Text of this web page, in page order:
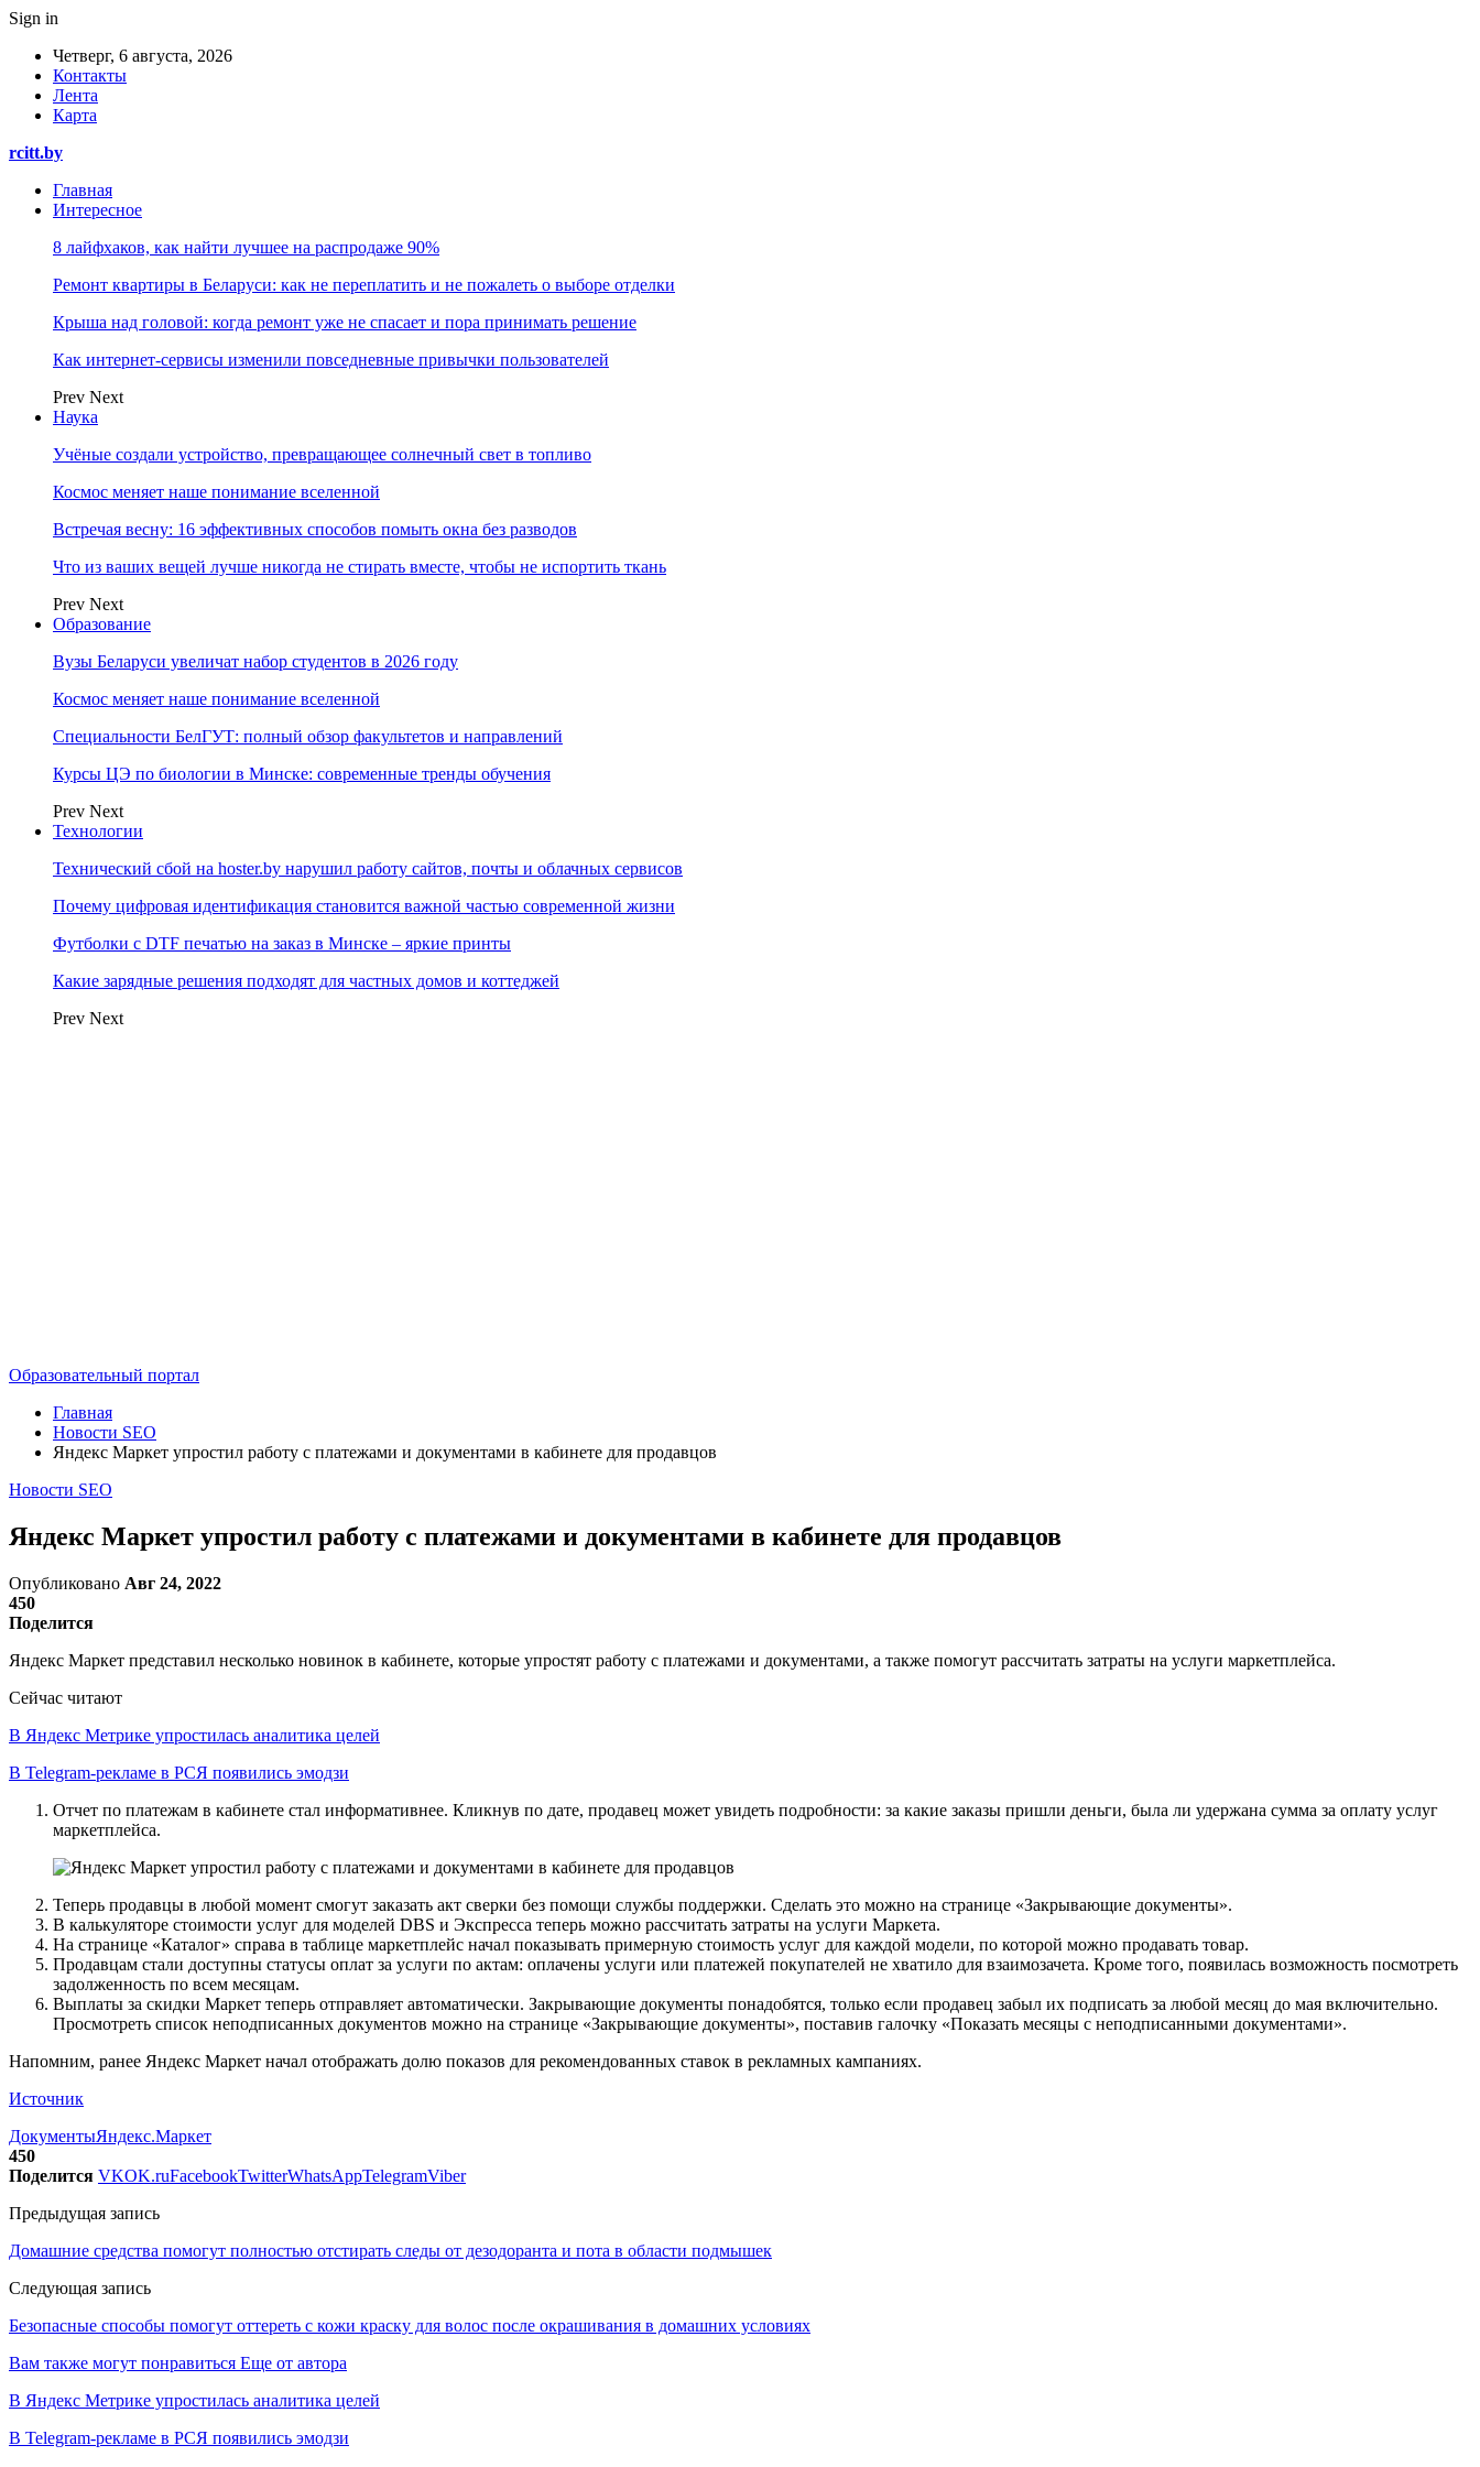
Sign in
Четверг, 6 августа, 2026
Контакты
Лента
Карта
rcitt.by
Главная
Интересное
8 лайфхаков, как найти лучшее на распродаже 90%
Ремонт квартиры в Беларуси: как не переплатить и не пожалеть о выборе отделки
Крыша над головой: когда ремонт уже не спасает и пора принимать решение
Как интернет-сервисы изменили повседневные привычки пользователей
Prev Next
Наука
Учёные создали устройство, превращающее солнечный свет в топливо
Космос меняет наше понимание вселенной
Встречая весну: 16 эффективных способов помыть окна без разводов
Что из ваших вещей лучше никогда не стирать вместе, чтобы не испортить ткань
Prev Next
Образование
Вузы Беларуси увеличат набор студентов в 2026 году
Космос меняет наше понимание вселенной
Специальности БелГУТ: полный обзор факультетов и направлений
Курсы ЦЭ по биологии в Минске: современные тренды обучения
Prev Next
Технологии
Технический сбой на hoster.by нарушил работу сайтов, почты и облачных сервисов
Почему цифровая идентификация становится важной частью современной жизни
Футболки с DTF печатью на заказ в Минске – яркие принты
Какие зарядные решения подходят для частных домов и коттеджей
Prev Next
Образовательный портал
Главная
Новости SEO
Яндекс Маркет упростил работу с платежами и документами в кабинете для продавцов
Новости SEO
Яндекс Маркет упростил работу с платежами и документами в кабинете для продавцов
Опубликовано Авг 24, 2022
450
Поделится
Яндекс Маркет представил несколько новинок в кабинете, которые упростят работу с платежами и документами, а также помогут рассчитать затраты на услуги маркетплейса.
Сейчас читают
В Яндекс Метрике упростилась аналитика целей
В Telegram-рекламе в РСЯ появились эмодзи
Отчет по платежам в кабинете стал информативнее. Кликнув по дате, продавец может увидеть подробности: за какие заказы пришли деньги, была ли удержана сумма за оплату услуг
маркетплейса.
Теперь продавцы в любой момент смогут заказать акт сверки без помощи службы поддержки. Сделать это можно на странице «Закрывающие документы».
В калькуляторе стоимости услуг для моделей DBS и Экспресса теперь можно рассчитать затраты на услуги Маркета.
На странице «Каталог» справа в таблице маркетплейс начал показывать примерную стоимость услуг для каждой модели, по которой можно продавать товар.
Продавцам стали доступны статусы оплат за услуги по актам: оплачены услуги или платежей покупателей не хватило для взаимозачета. Кроме того, появилась возможность посмотреть
задолженность по всем месяцам.
Выплаты за скидки Маркет теперь отправляет автоматически. Закрывающие документы понадобятся, только если продавец забыл их подписать за любой месяц до мая включительно.
Просмотреть список неподписанных документов можно на странице «Закрывающие документы», поставив галочку «Показать месяцы с неподписанными документами».
Напомним, ранее Яндекс Маркет начал отображать долю показов для рекомендованных ставок в рекламных кампаниях.
Источник
ДокументыЯндекс.Маркет
450
Поделится VKOK.ruFacebookTwitterWhatsAppTelegramViber
Предыдущая запись
Домашние средства помогут полностью отстирать следы от дезодоранта и пота в области подмышек
Следующая запись
Безопасные способы помогут оттереть с кожи краску для волос после окрашивания в домашних условиях
Вам также могут понравиться Еще от автора
В Яндекс Метрике упростилась аналитика целей
В Telegram-рекламе в РСЯ появились эмодзи